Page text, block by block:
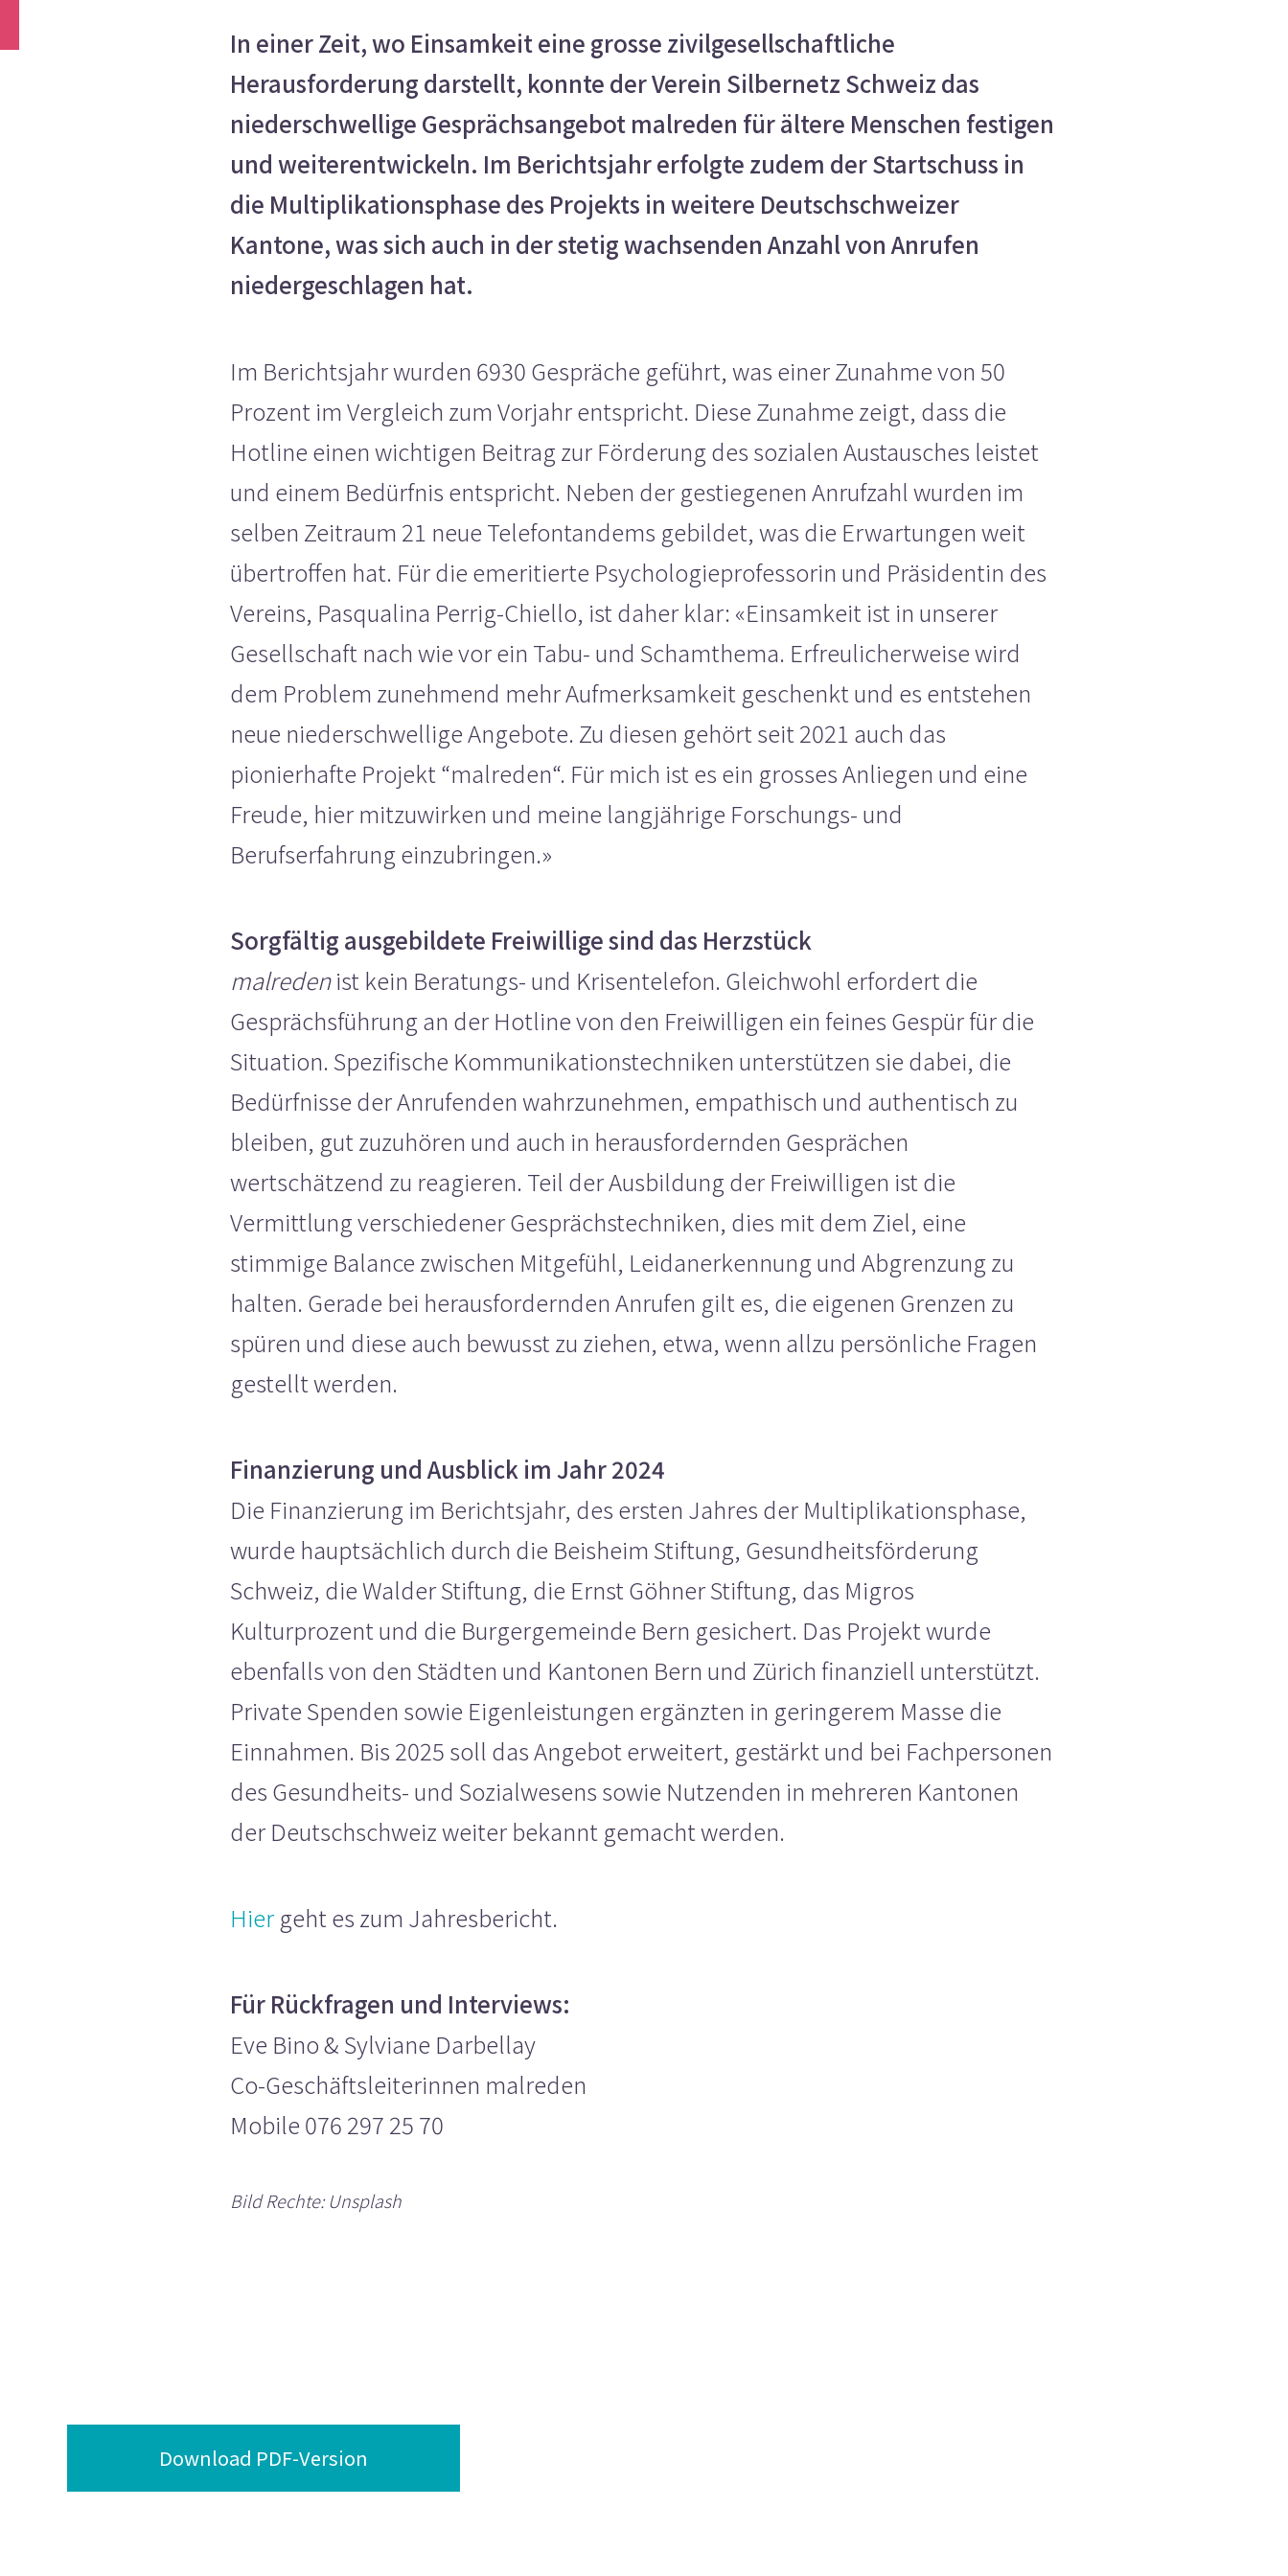
In einer Zeit, wo Einsamkeit eine grosse zivilgesellschaftliche
Herausforderung darstellt, konnte der Verein Silbernetz Schweiz das
niederschwellige Gesprächsangebot malreden für ältere Menschen festigen
und weiterentwickeln. Im Berichtsjahr erfolgte zudem der Startschuss in
die Multiplikationsphase des Projekts in weitere Deutschschweizer
Kantone, was sich auch in der stetig wachsenden Anzahl von Anrufen
niedergeschlagen hat.
Im Berichtsjahr wurden 6930 Gespräche geführt, was einer Zunahme von 50
Prozent im Vergleich zum Vorjahr entspricht. Diese Zunahme zeigt, dass die
Hotline einen wichtigen Beitrag zur Förderung des sozialen Austausches leistet
und einem Bedürfnis entspricht. Neben der gestiegenen Anrufzahl wurden im
selben Zeitraum 21 neue Telefontandems gebildet, was die Erwartungen weit
übertroffen hat. Für die emeritierte Psychologieprofessorin und Präsidentin des
Vereins, Pasqualina Perrig-Chiello, ist daher klar: «Einsamkeit ist in unserer
Gesellschaft nach wie vor ein Tabu- und Schamthema. Erfreulicherweise wird
dem Problem zunehmend mehr Aufmerksamkeit geschenkt und es entstehen
neue niederschwellige Angebote. Zu diesen gehört seit 2021 auch das
pionierhafte Projekt “malreden“. Für mich ist es ein grosses Anliegen und eine
Freude, hier mitzuwirken und meine langjährige Forschungs- und
Berufserfahrung einzubringen.»
Sorgfältig ausgebildete Freiwillige sind das Herzstück
malredenist kein Beratungs- und Krisentelefon. Gleichwohl erfordert die
Gesprächsführung an der Hotline von den Freiwilligen ein feines Gespür für die
Situation. Spezifische Kommunikationstechniken unterstützen sie dabei, die
Bedürfnisse der Anrufenden wahrzunehmen, empathisch und authentisch zu
bleiben, gut zuzuhören und auch in herausfordernden Gesprächen
wertschätzend zu reagieren. Teil der Ausbildung der Freiwilligen ist die
Vermittlung verschiedener Gesprächstechniken, dies mit dem Ziel, eine
stimmige Balance zwischen Mitgefühl, Leidanerkennung und Abgrenzung zu
halten. Gerade bei herausfordernden Anrufen gilt es, die eigenen Grenzen zu
spüren und diese auch bewusst zu ziehen, etwa, wenn allzu persönliche Fragen
gestellt werden.
Finanzierung und Ausblick im Jahr 2024
Die Finanzierung im Berichtsjahr, des ersten Jahres der Multiplikationsphase,
wurde hauptsächlich durch die Beisheim Stiftung, Gesundheitsförderung
Schweiz, die Walder Stiftung, die Ernst Göhner Stiftung, das Migros
Kulturprozent und die Burgergemeinde Bern gesichert. Das Projekt wurde
ebenfalls von den Städten und Kantonen Bern und Zürich finanziell unterstützt.
Private Spenden sowie Eigenleistungen ergänzten in geringerem Masse die
Einnahmen. Bis 2025 soll das Angebot erweitert, gestärkt und bei Fachpersonen
des Gesundheits- und Sozialwesens sowie Nutzenden in mehreren Kantonen
der Deutschschweiz weiter bekannt gemacht werden.
Hier geht es zum Jahresbericht.
Für Rückfragen und Interviews:
Eve Bino & Sylviane Darbellay
Co-Geschäftsleiterinnen malreden
Mobile 076 297 25 70
Bild Rechte: Unsplash
Download PDF-Version